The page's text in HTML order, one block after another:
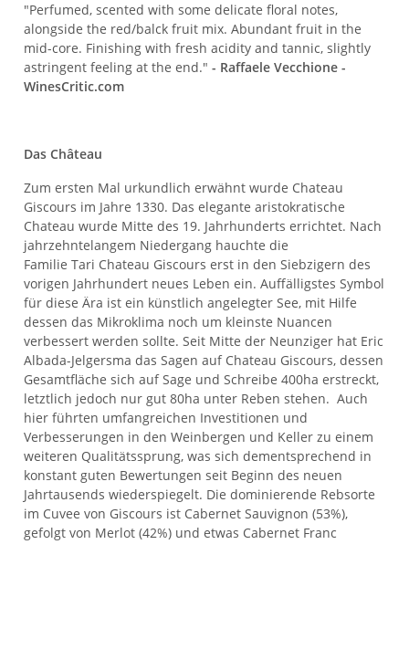
"Perfumed, scented with some delicate floral notes,
alongside the red/balck fruit mix. Abundant fruit in the
mid-core. Finishing with fresh acidity and tannic, slightly
astringent feeling at the end."- Raffaele Vecchione -
WinesCritic.com
Das Château
Zum ersten Mal urkundlich erwähnt wurde Chateau
Giscours im Jahre 1330. Das elegante aristokratische
Chateau wurde Mitte des 19. Jahrhunderts errichtet. Nach
jahrzehntelangem Niedergang hauchte die
Familie Tari Chateau Giscours erst in den Siebzigern des
vorigen Jahrhundert neues Leben ein. Auffälligstes Symbol
für diese Ära ist ein künstlich angelegter See, mit Hilfe
dessen das Mikroklima noch um kleinste Nuancen
verbessert werden sollte. Seit Mitte der Neunziger hat Eric
Albada-Jelgersma das Sagen auf Chateau Giscours, dessen
Gesamtfläche sich auf Sage und Schreibe 400ha erstreckt,
letztlich jedoch nur gut 80ha unter Reben stehen. Auch
hier führten umfangreichen Investitionen und
Verbesserungen in den Weinbergen und Keller zu einem
weiteren Qualitätssprung, was sich dementsprechend in
konstant guten Bewertungen seit Beginn des neuen
Jahrtausends wiederspiegelt. Die dominierende Rebsorte
im Cuvee von Giscours ist Cabernet Sauvignon (53%),
gefolgt von Merlot (42%) und etwas Cabernet Franc